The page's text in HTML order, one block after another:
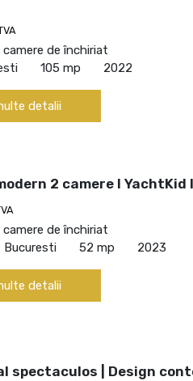
de închiriat
105 mp 2022
detalii
2 camere I YachtKid
de închiriat
Bucuresti
52 mp 2023
detalii
spectaculos | Design